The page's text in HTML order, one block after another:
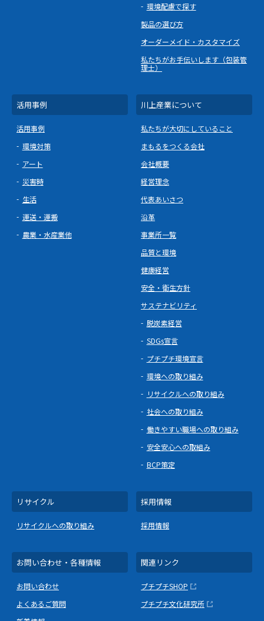
環境配慮で探す
製品の選び方
オーダーメイド・カスタマイズ
私たちがお手伝いします（包装管
理士）
活用事例
活用事例
環境対策
アート
災害時
生活
運送・運搬
農業・水産業他
川上産業について
私たちが大切にしていること
まもるをつくる会社
会社概要
経営理念
代表あいさつ
沿革
事業所一覧
品質と環境
健康経営
安全・衛生方針
サステナビリティ
脱炭素経営
SDGs宣言
プチプチ環境宣言
環境への取り組み
リサイクルへの取り組み
社会への取り組み
働きやすい職場への取り組み
安全安心への取組み
BCP策定
リサイクル
リサイクルへの取り組み
採用情報
採用情報
お問い合わせ・各種情報
お問い合わせ
よくあるご質問
関連リンク
プチプチSHOP
プチプチ文化研究所